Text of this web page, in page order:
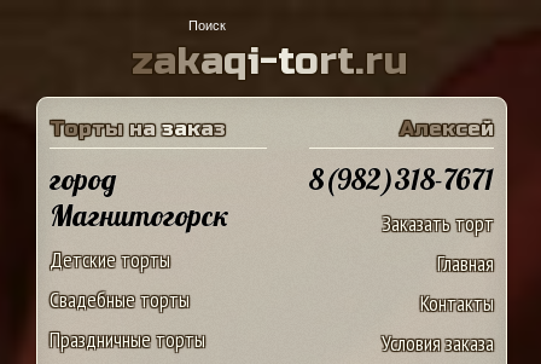
zakaqi-tort.ru
Торты на заказ
город
Магнитогорск
Детские торты
Свадебные торты
Праздничные торты
Алексей
8(982)318-7671
Заказать торт
Главная
Контакты
Условия заказа